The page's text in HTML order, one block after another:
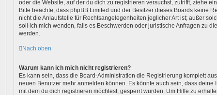
oder die Website, auf der du dich zu registrieren versuchst, zutrifft, ziehe
Bitte beachte, dass phpBB Limited und der Besitzer dieses Boards keine
nicht die Anlaufstelle für Rechtsangelegenheiten jeglicher Art ist; außer
soll ich mich wenden, falls es Beschwerden oder juristische Anfragen zu
werden.
Nach oben
Warum kann ich mich nicht registrieren?
Es kann sein, dass die Board-Administration die Registrierung komplett
neuen Benutzer mehr anmelden können. Es könnte auch sein, dass deine
mit dem du dich registrieren möchtest, gesperrt wurden. Um Hilfe zu